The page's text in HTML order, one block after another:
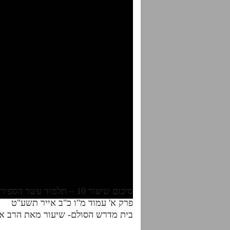
סיכום שיעור 10 – תלמוד עשר הספירות- דף היומי- חלק ב'
פרק א' עמוד מ"ו כ"ב אייר תשע"ט
בית מדרש הסולם- שיעור מאת הרב